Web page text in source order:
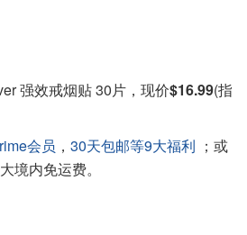
强效戒烟贴 30片，现价$16.99(指
会员 ， 30天包邮等9大福利 ；或
境内免运费。